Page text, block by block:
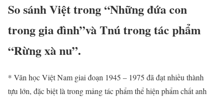
So sánh Việt trong “Những đứa con
trong gia đình”và Tnú trong tác phẩm
“Rừng xà nu”.
* Văn học Việt Nam giai đoạn 1945 – 1975 đã đạt nhiều thành
tựu lớn, đặc biệt là trong mảng tác phẩm thể hiện phẩm chất anh